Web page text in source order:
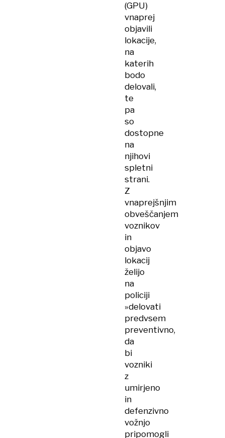
(GPU)
vnaprej
objavili
lokacije,
na
katerih
bodo
delovali,
te
pa
so
dostopne
na
njihovi
spletni
strani.
Z
vnaprejšnjim
obveščanjem
voznikov
in
objavo
lokacij
želijo
na
policiji
»delovati
predvsem
preventivno,
da
bi
vozniki
z
umirjeno
in
defenzivno
vožnjo
pripomogli